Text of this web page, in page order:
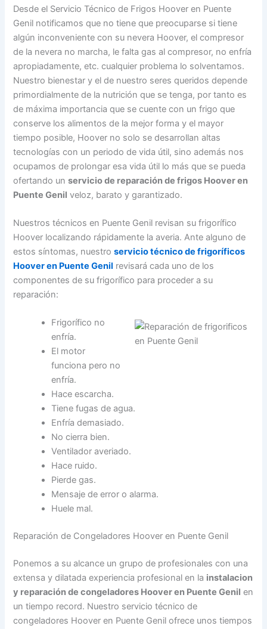
Desde el Servicio Técnico de Frigos Hoover en Puente
Genil notificamos que no tiene que preocuparse si tiene
algún inconveniente con su nevera Hoover, el compresor
de la nevera no marcha, le falta gas al compresor, no enfría
apropiadamente, etc. cualquier problema lo solventamos.
Nuestro bienestar y el de nuestro seres queridos depende
primordialmente de la nutrición que se tenga, por tanto es
de máxima importancia que se cuente con un frigo que
conserve los alimentos de la mejor forma y el mayor
tiempo posible, Hoover no solo se desarrollan altas
tecnologías con un periodo de vida útil, sino además nos
ocupamos de prolongar esa vida útil lo más que se pueda
ofertando unservicio de reparación de frigos Hoover en
Puente Genil veloz, barato y garantizado.
Nuestros técnicos en Puente Genil revisan su frigorífico
Hoover localizando rápidamente la averia. Ante alguno de
estos síntomas, nuestroservicio técnico de frigoríficos
Hoover en Puente Genil revisará cada uno de los
componentes de su frigorífico para proceder a su
reparación:
Frigorífico no
enfría.
El motor
funciona pero no
enfría.
Hace escarcha.
Tiene fugas de agua.
Enfría demasiado.
No cierra bien.
Ventilador averiado.
Hace ruido.
Pierde gas.
Mensaje de error o alarma.
Huele mal.
Reparación de Congeladores Hoover en Puente Genil
Ponemos a su alcance un grupo de profesionales con una
extensa y dilatada experiencia profesional en la instalacion
y reparación de congeladores Hoover en Puente Genil en
un tiempo record. Nuestro servicio técnico de
congeladores Hoover en Puente Genil ofrece unos tiempos